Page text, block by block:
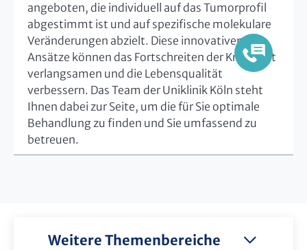
angeboten, die individuell auf das Tumorprofil
abgestimmt ist und auf spezifische molekulare
Veränderungen abzielt. Diese innovativen
Ansätze können das Fortschreiten der Krankheit
verlangsamen und die Lebensqualität
verbessern. Das Team der Uniklinik Köln steht
Ihnen dabei zur Seite, um die für Sie optimale
Behandlung zu finden und Sie umfassend zu
betreuen.
Weitere Themenbereiche